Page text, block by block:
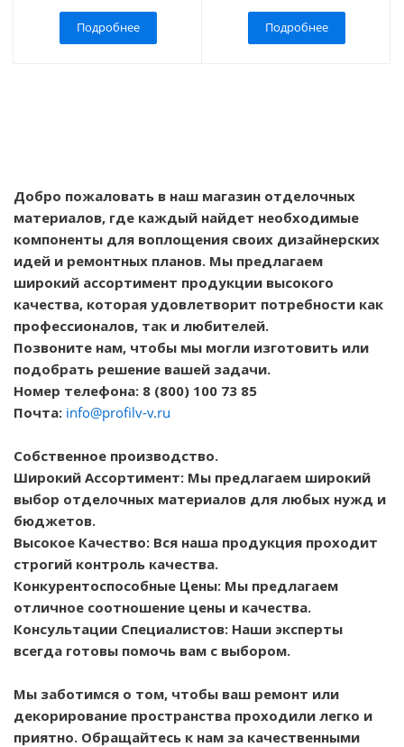
Подробнее Подробнее
Добро пожаловать в наш магазин отделочных
материалов, где каждый найдет необходимые
компоненты для воплощения своих дизайнерских
идей и ремонтных планов. Мы предлагаем
широкий ассортимент продукции высокого
качества, которая удовлетворит потребности как
профессионалов, так и любителей.
Позвоните нам, чтобы мы могли изготовить или
подобрать решение вашей задачи.
Номер телефона: 8 (800) 100 73 85
Почта: info@profilv-v.ru
Собственное производство.
Широкий Ассортимент: Мы предлагаем широкий
выбор отделочных материалов для любых нужд и
бюджетов.
Высокое Качество: Вся наша продукция проходит
строгий контроль качества.
Конкурентоспособные Цены: Мы предлагаем
отличное соотношение цены и качества.
Консультации Специалистов: Наши эксперты
всегда готовы помочь вам с выбором.
Мы заботимся о том, чтобы ваш ремонт или
декорирование пространства проходили легко и
приятно. Обращайтесь к нам за качественными